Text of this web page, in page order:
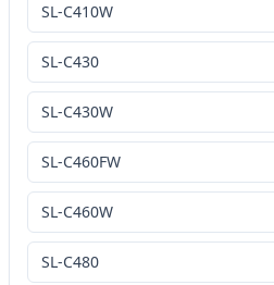
SL-C410W
SL-C430
SL-C430W
SL-C460FW
SL-C460W
SL-C480